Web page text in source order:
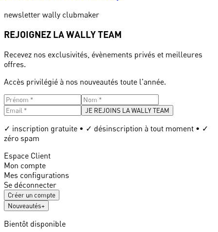
newsletter wally clubmaker
REJOIGNEZ LA WALLY TEAM
Recevez nos exclusivités, évènements privés et meilleures
offres.
Accès privilégié à nos nouveautés toute l'année.
JE REJOINS LA WALLY TEAM
✓ inscription gratuite • ✓ désinscription à tout moment • ✓
zéro spam
Espace Client
Mon compte
Mes configurations
Se déconnecter
Créer un compte
Nouveautés+
Bientôt disponible